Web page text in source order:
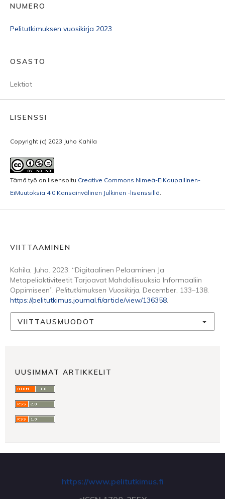
NUMERO
Pelitutkimuksen vuosikirja 2023
OSASTO
Lektiot
LISENSSI
Copyright (c) 2023 Juho Kahila
Tämä työ on lisensoitu Creative Commons Nimeä-EiKaupallinen-
EiMuutoksia 4.0 Kansainvälinen Julkinen -lisenssillä.
VIITTAAMINEN
Kahila, Juho. 2023. “Digitaalinen Pelaaminen Ja
Metapeliaktiviteetit Tarjoavat Mahdollisuuksia Informaaliin
Oppimiseen”. Pelitutkimuksen Vuosikirja, December, 133–138.
https://pelitutkimus.journal.fi/article/view/136358.
VIITTAUSMUODOT
UUSIMMAT ARTIKKELIT
https://www.pelitutkimus.fi